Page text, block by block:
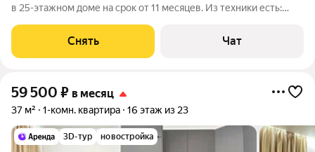
в 25-этажном доме на срок от 11 месяцев. Из техники есть:
Дом - монолитный, окна выходят во двор. В подъезде 2 лифта -
1 грузовой и
Снять Чат
59 500 ₽ в месяц
37 м² 1-комн. квартира 16 этаж из 23
3D-тур новостройка